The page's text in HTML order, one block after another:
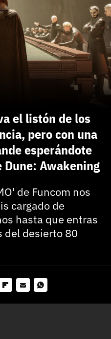
el listón de los
pero con una
esperándote
Awakening
de Funcom nos
cargado de
hasta que entras
del desierto 80
no tienes cuenta?
gratis
con Facebook ya no está
con Facebook
no mayúsculas, espacios, tildes
lapolitica de privacidad y
3DJuegos
Entra con Google
tienes cuenta?
en 3DJuegos